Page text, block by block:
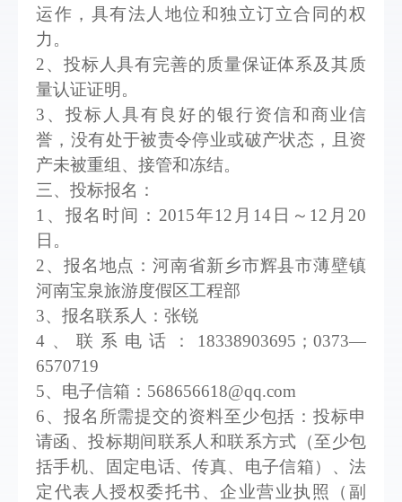
运作，具有法人地位和独立订立合同的权
力。
2、投标人具有完善的质量保证体系及其质
量认证证明。
3、投标人具有良好的银行资信和商业信
誉，没有处于被责令停业或破产状态，且资
产未被重组、接管和冻结。
三、投标报名：
1、报名时间：2015年12 月 14日～ 12 月 20
日。
2、报名地点：河南省新乡市辉县市薄壁镇
河南宝泉旅游度假区工程部
3、报名联系人：张锐
4、联系电话：18338903695；0373—
6570719
5、电子信箱：568656618@qq.com
6、报名所需提交的资料至少包括：投标申
请函、投标期间联系人和联系方式（至少包
括手机、固定电话、传真、电子信箱）、法
定代表人授权委托书、企业营业执照（副